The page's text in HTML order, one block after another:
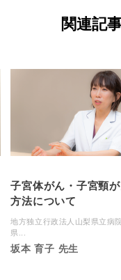
関連記
子宮体がん・子宮頸
方法について
地方独立行政法人山梨県立病
県...
坂本 育子 先生